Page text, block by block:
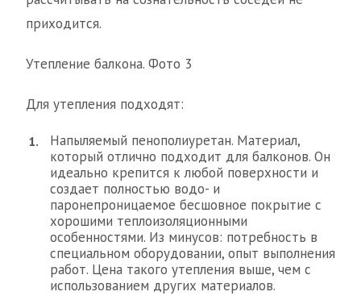
приходится.
Утепление балкона. Фото 3
Для утепления подходят:
Напыляемый пенополиуретан. Материал,
который отлично подходит для балконов. Он
идеально крепится к любой поверхности и
создает полностью водо- и
паронепроницаемое бесшовное покрытие с
хорошими теплоизоляционными
особенностями. Из минусов: потребность в
специальном оборудовании, опыт выполнения
работ. Цена такого утепления выше, чем с
использованием других материалов.